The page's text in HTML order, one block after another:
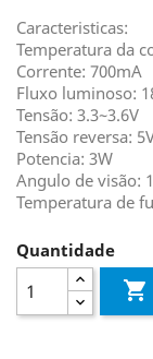
Caracteristicas:
Temperatura da
Corrente: 700mA
Fluxo luminoso:
Tensão: 3.3~3.6V
Tensão reversa:
Potencia: 3W
Angulo de visão:
Temperatura de
Quantidade
